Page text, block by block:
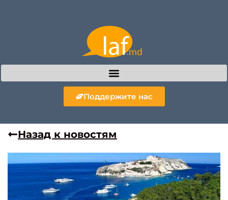
Поддержите нас
Назад к новостям